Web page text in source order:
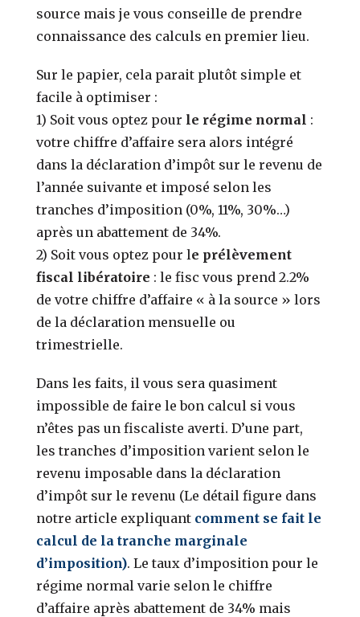
source mais je vous conseille de prendre
connaissance des calculs en premier lieu.
Sur le papier, cela parait plutôt simple et
facile à optimiser :
1) Soit vous optez pour le régime normal :
votre chiffre d’affaire sera alors intégré
dans la déclaration d’impôt sur le revenu de
l’année suivante et imposé selon les
tranches d’imposition (0%, 11%, 30%…)
après un abattement de 34%.
2) Soit vous optez pour le prélèvement
fiscal libératoire : le fisc vous prend 2.2%
de votre chiffre d’affaire « à la source » lors
de la déclaration mensuelle ou
trimestrielle.
Dans les faits, il vous sera quasiment
impossible de faire le bon calcul si vous
n’êtes pas un fiscaliste averti. D’une part,
les tranches d’imposition varient selon le
revenu imposable dans la déclaration
d’impôt sur le revenu (Le détail figure dans
notre article expliquant comment se fait le
calcul de la tranche marginale
d’imposition). Le taux d’imposition pour le
régime normal varie selon le chiffre
d’affaire après abattement de 34% mais